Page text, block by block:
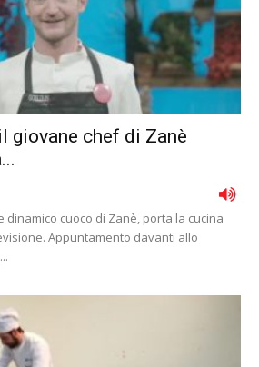
giovane chef di Zanè
dinamico cuoco di Zanè, porta la cucina
Appuntamento davanti allo